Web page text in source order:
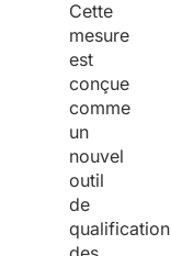
Cette
mesure
est
conçue
comme
un
nouvel
outil
de
qualification